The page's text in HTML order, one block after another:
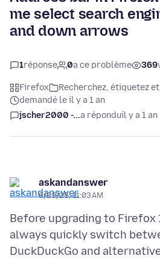
me select search
and down arrows
1réponse 0a ce problème 369
Firefox
Recherchez, étiquetez
demandé le il y a 1 an
jscher2000 -...a réponduil y a 1 an
askandanswer
6/29/25, 11:03 AM
Before upgrading to Firefox
always quickly switch
DuckDuckGo and